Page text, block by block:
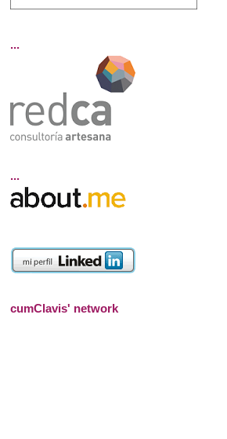
...
...
cumClavis' network